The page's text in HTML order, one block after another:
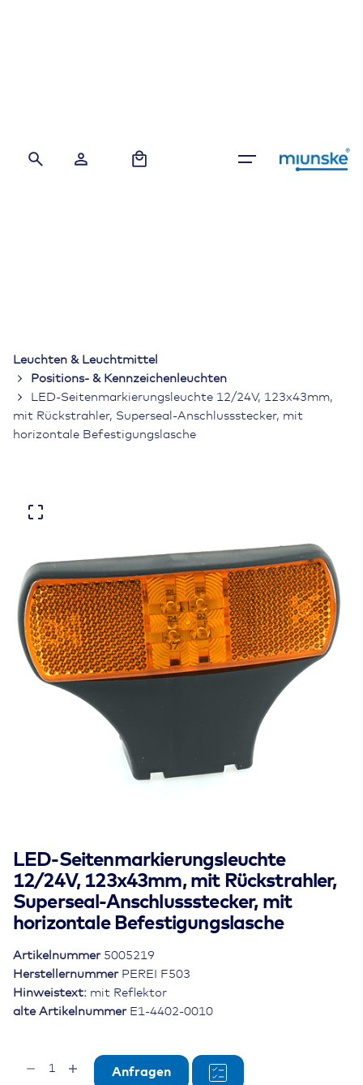
Leuchten & Leuchtmittel
Positions- & Kennzeichenleuchten
LED-Seitenmarkierungsleuchte 12/24V, 123x43mm,
mit Rückstrahler, Superseal-Anschlussstecker, mit
horizontale Befestigungslasche
LED-Seitenmarkierungsleuchte
12/24V, 123x43mm, mit Rückstrahler,
Superseal-Anschlussstecker, mit
horizontale Befestigungslasche
alte Artikelnummer E1-4402-0010
Hinweistext: mit Reflektor
Herstellernummer PEREI F503
Artikelnummer 5005219
Seitenmarkierungsleuchte
Anfragen